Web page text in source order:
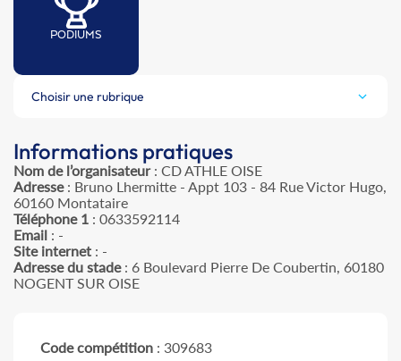
PODIUMS
Choisir une rubrique
Informations pratiques
Nom de l’organisateur: CD ATHLE OISE
Adresse: Bruno Lhermitte - Appt 103 - 84 Rue Victor Hugo,
60160 Montataire
Téléphone 1 : 0633592114
Email : -
Site internet : -
Adresse du stade: 6 Boulevard Pierre De Coubertin, 60180
NOGENT SUR OISE
Code compétition : 309683